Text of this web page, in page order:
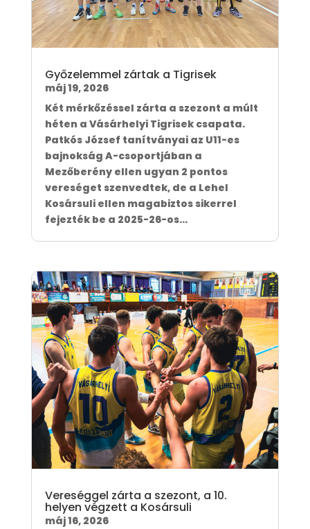
Győzelemmel zártak a Tigrisek
máj 19, 2026
Két mérkőzéssel zárta a szezont a múlt
héten a Vásárhelyi Tigrisek csapata.
Patkós József tanítványai az U11-es
bajnokság A-csoportjában a
Mezőberény ellen ugyan 2 pontos
vereséget szenvedtek, de a Lehel
Kosársuli ellen magabiztos sikerrel
fejezték be a 2025-26-os...
Vereséggel zárta a szezont, a 10.
helyen végzett a Kosársuli
máj 16, 2026